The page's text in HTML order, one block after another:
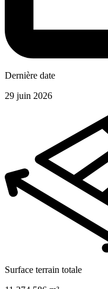
Dernière date
29 juin 2026
Surface terrain totale